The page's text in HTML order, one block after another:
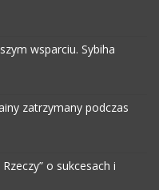
wsparciu. Sybiha
zatrzymany podczas
o sukcesach i